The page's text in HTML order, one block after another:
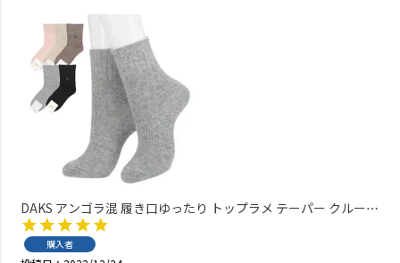
DAKS アンゴラ混 履き口ゆったり トップラメ テーパー クルー丈
レディース ソックス 日本製 03368703
購入者